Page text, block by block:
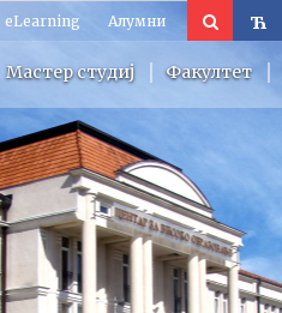
Ћ
eLearning Алумни
Мастер студиј Факултет